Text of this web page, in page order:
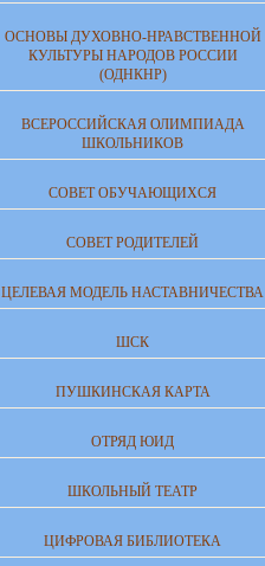
ОСНОВЫ ДУХОВНО-НРАВСТВЕННОЙ
КУЛЬТУРЫ НАРОДОВ РОССИИ
(ОДНКНР)
ВСЕРОССИЙСКАЯ ОЛИМПИАДА
ШКОЛЬНИКОВ
СОВЕТ ОБУЧАЮЩИХСЯ
СОВЕТ РОДИТЕЛЕЙ
ЦЕЛЕВАЯ МОДЕЛЬ НАСТАВНИЧЕСТВА
ШСК
ПУШКИНСКАЯ КАРТА
ОТРЯД ЮИД
ШКОЛЬНЫЙ ТЕАТР
ЦИФРОВАЯ БИБЛИОТЕКА